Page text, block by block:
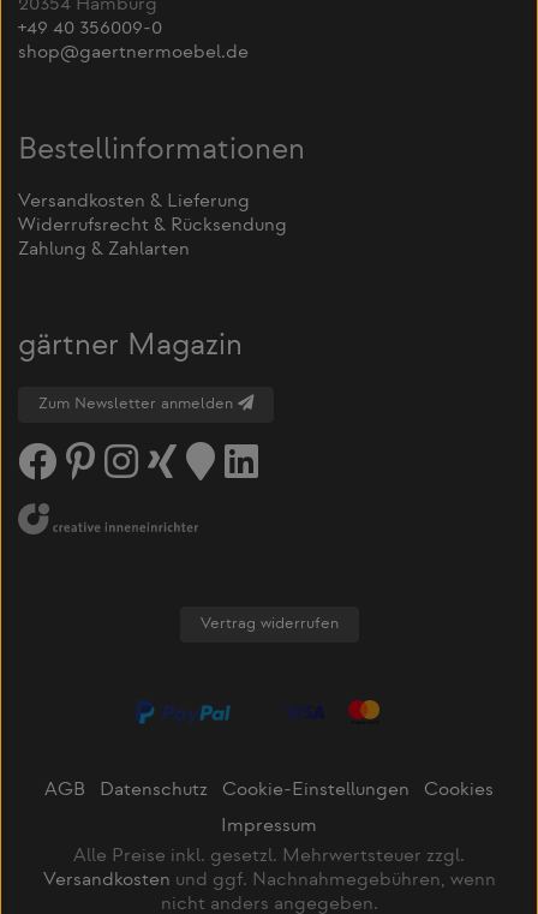
20354 Hamburg
+49 40 356009-0
shop@gaertnermoebel.de
Bestellinformationen
Versandkosten & Lieferung
Widerrufsrecht & Rücksendung
Zahlung & Zahlarten
gärtner Magazin
Zum Newsletter anmelden
Vertrag widerrufen
AGB Datenschutz Cookie-Einstellungen
Cookies
Impressum
Alle Preise inkl. gesetzl. Mehrwertsteuer zzgl.
Versandkosten und ggf. Nachnahmegebühren, wenn
nicht anders angegeben.